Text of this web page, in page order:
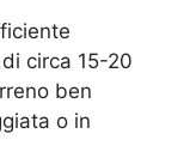
circa 15-20
ben
o in